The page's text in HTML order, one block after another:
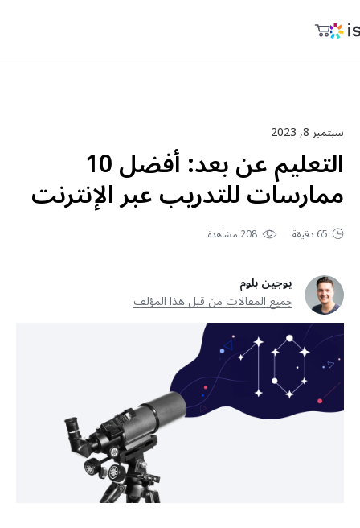
التسعير
الشركة
المجتمع
المدونة
sales@ispring.ae
سبتمبر 8, 2023
التعليم عن بعد: أفضل 10
ممارسات للتدريب عبر الإنترنت
65 دقيقة 208 مشاهدة
يوجين بلوم
جميع المقالات من قبل هذا المؤلف